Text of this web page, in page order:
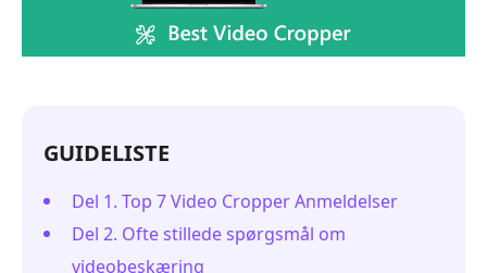
GUIDELISTE
Del 1. Top 7 Video Cropper Anmeldelser
Del 2. Ofte stillede spørgsmål om
videobeskæring